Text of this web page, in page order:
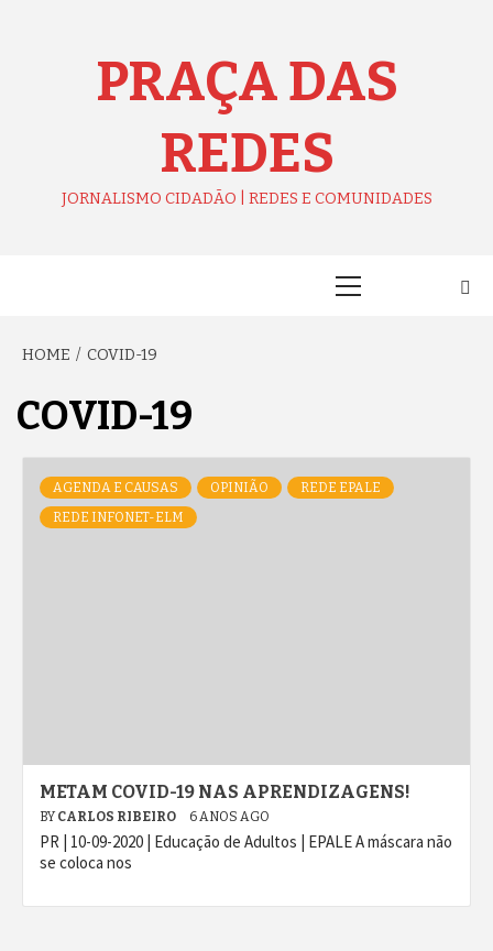
PRAÇA DAS
REDES
JORNALISMO CIDADÃO | REDES E COMUNIDADES
HOME COVID-19
COVID-19
AGENDA E CAUSAS OPINIÃO
REDE EPALE
REDE INFONET-ELM
METAM COVID-19 NAS APRENDIZAGENS!
BY CARLOS RIBEIRO 6 ANOS AGO
PR | 10-09-2020 | Educação de Adultos | EPALE A máscara não
se coloca nos